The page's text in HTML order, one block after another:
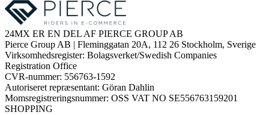
24MX ER EN DEL AF PIERCE GROUP AB
Pierce Group AB | Fleminggatan 20A, 112 26 Stockholm, Sverige
Virksomhedsregister: Bolagsverket/Swedish Companies
Registration Office
CVR-nummer: 556763-1592
Autoriseret repræsentant: Göran Dahlin
Momsregistreringsnummer: OSS VAT NO SE556763159201
SHOPPING